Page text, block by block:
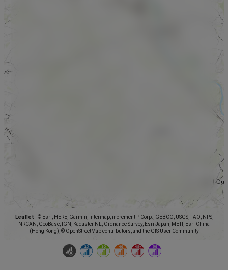
Leaflet
© Esri, HERE, Garmin, Intermap, increment P Corp., GEBCO, USGS, FAO, NPS,
NRCAN, GeoBase, IGN, Kadaster NL, Ordnance Survey, Esri Japan, METI, Esri China
(Hong Kong), © OpenStreetMap contributors, and the GIS User Community